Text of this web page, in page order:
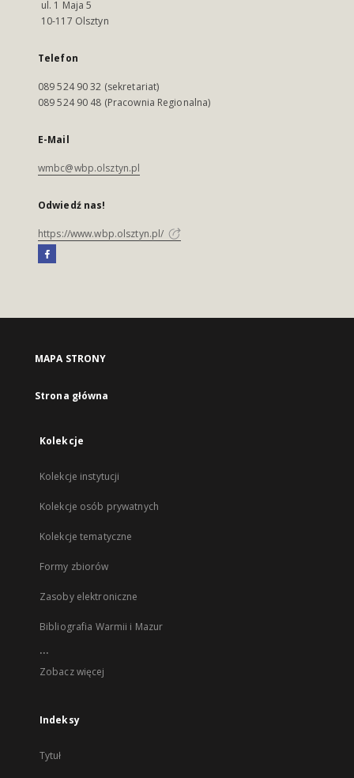
ul. 1 Maja 5
10-117 Olsztyn
Telefon
089 524 90 32 (sekretariat)
089 524 90 48 (Pracownia Regionalna)
E-Mail
wmbc@wbp.olsztyn.pl
Odwiedź nas!
https://www.wbp.olsztyn.pl/
MAPA STRONY
Strona główna
Kolekcje
Kolekcje instytucji
Kolekcje osób prywatnych
Kolekcje tematyczne
Formy zbiorów
Zasoby elektroniczne
Bibliografia Warmii i Mazur
...
Zobacz więcej
Indeksy
Tytuł